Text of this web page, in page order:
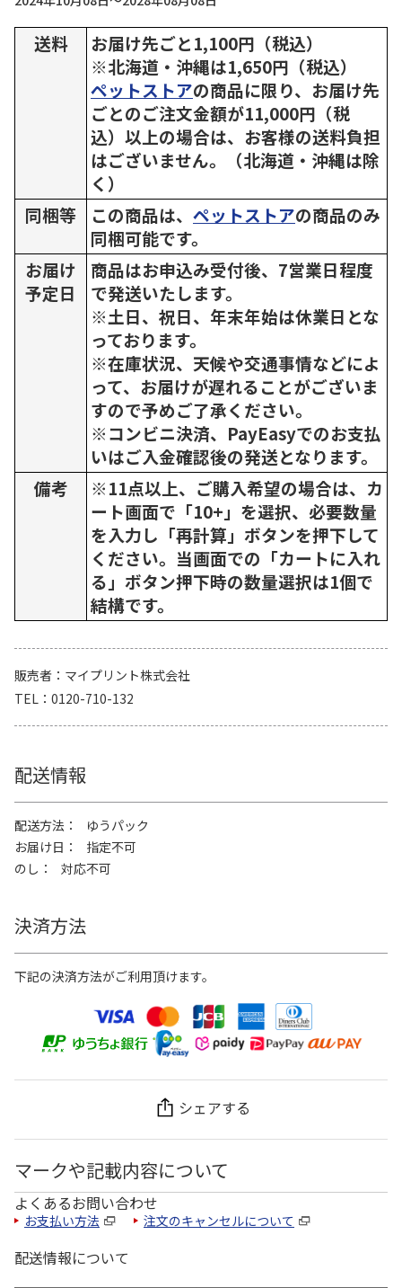
送料
お届け先ごと1,100円（税込）
※北海道・沖縄は1,650円（税込）
ペットストアの商品に限り、お届け先
ごとのご注文金額が11,000円（税
込）以上の場合は、お客様の送料負担
はございません。（北海道・沖縄は除
く）
同梱等
この商品は、 ペットストアの商品のみ
同梱可能です。
お届け
予定日
商品はお申込み受付後、7営業日程度
で発送いたします。
※土日、祝日、年末年始は休業日とな
っております。
※在庫状況、天候や交通事情などによ
って、お届けが遅れることがございま
すので予めご了承ください。
※コンビニ決済、PayEasyでのお支払
いはご入金確認後の発送となります。
備考
※11点以上、ご購入希望の場合は、カ
ート画面で「10+」を選択、必要数量
を入力し「再計算」ボタンを押下して
ください。当画面での「カートに入れ
る」ボタン押下時の数量選択は1個で
結構です。
販売者
マイプリント株式会社
TEL
0120-710-132
配送情報
配送方法
ゆうパック
お届け日
指定不可
のし
対応不可
決済方法
下記の決済方法がご利用頂けます。
シェアする
マークや記載内容について
よくあるお問い合わせ
お支払い方法 注文のキャンセルについて
配送情報について